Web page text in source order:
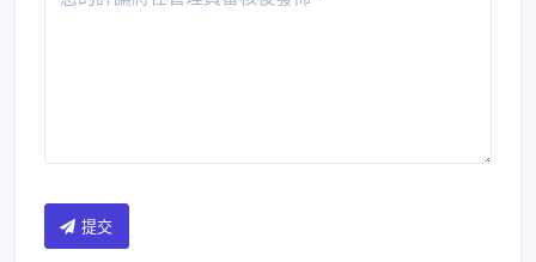
提交